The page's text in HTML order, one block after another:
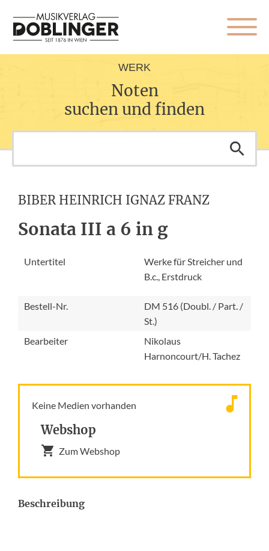
WERK
Noten
suchen und finden
BIBER HEINRICH IGNAZ FRANZ
Sonata III a 6 in g
Untertitel
Werke für Streicher und
B.c., Erstdruck
Bestell-Nr.
DM 516 (Doubl. / Part. /
St.)
Bearbeiter
Nikolaus
Harnoncourt/H. Tachez
Keine Medien vorhanden
Webshop
Zum Webshop
Beschreibung